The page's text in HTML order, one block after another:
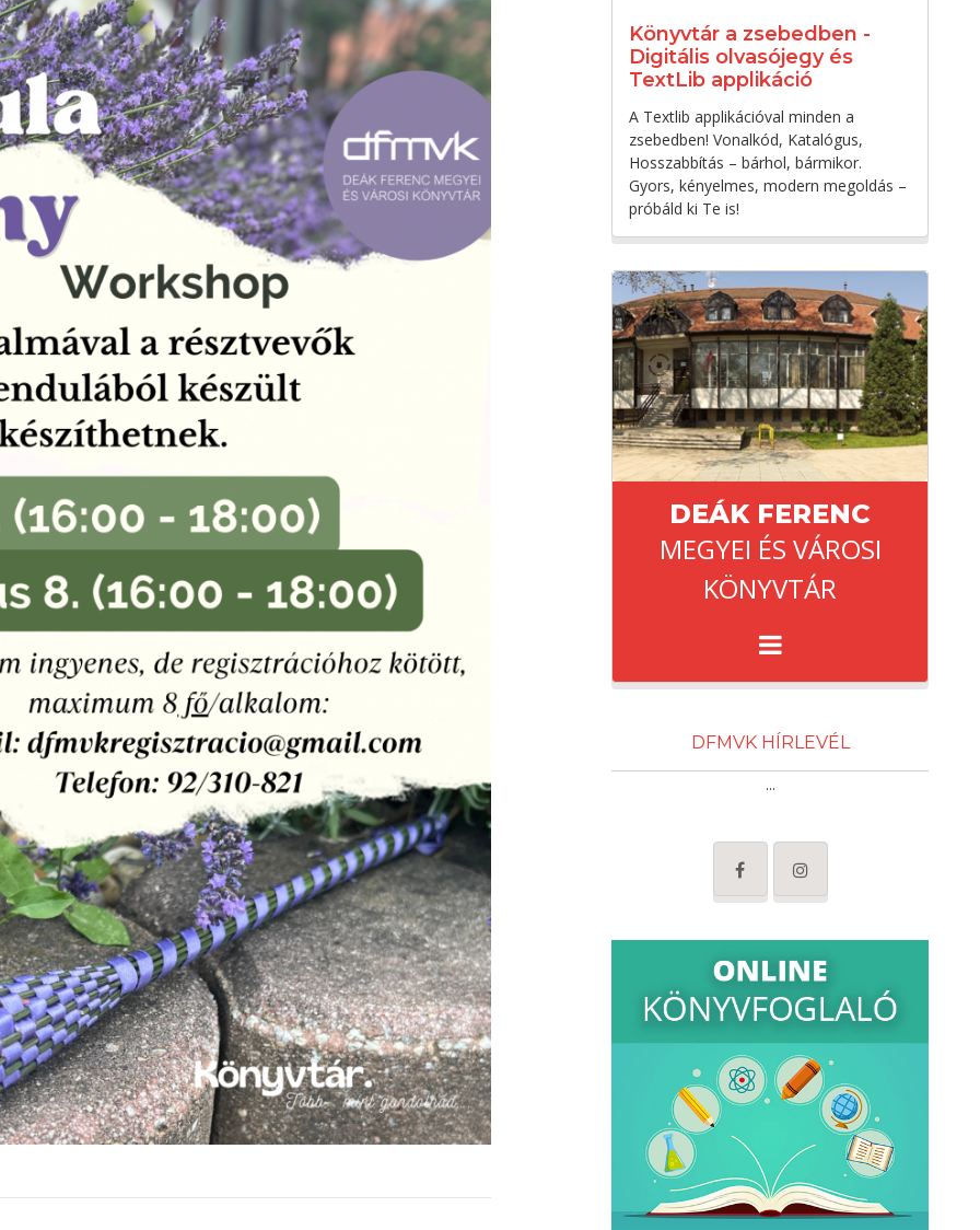
Könyvtár a zsebedben -
Digitális olvasójegy és
TextLib applikáció
A Textlib applikációval minden a
zsebedben! Vonalkód, Katalógus,
Hosszabbítás – bárhol, bármikor.
Gyors, kényelmes, modern megoldás –
próbáld ki Te is!
DEÁK FERENC
MEGYEI ÉS VÁROSI
KÖNYVTÁR
DFMVK HÍRLEVÉL
...